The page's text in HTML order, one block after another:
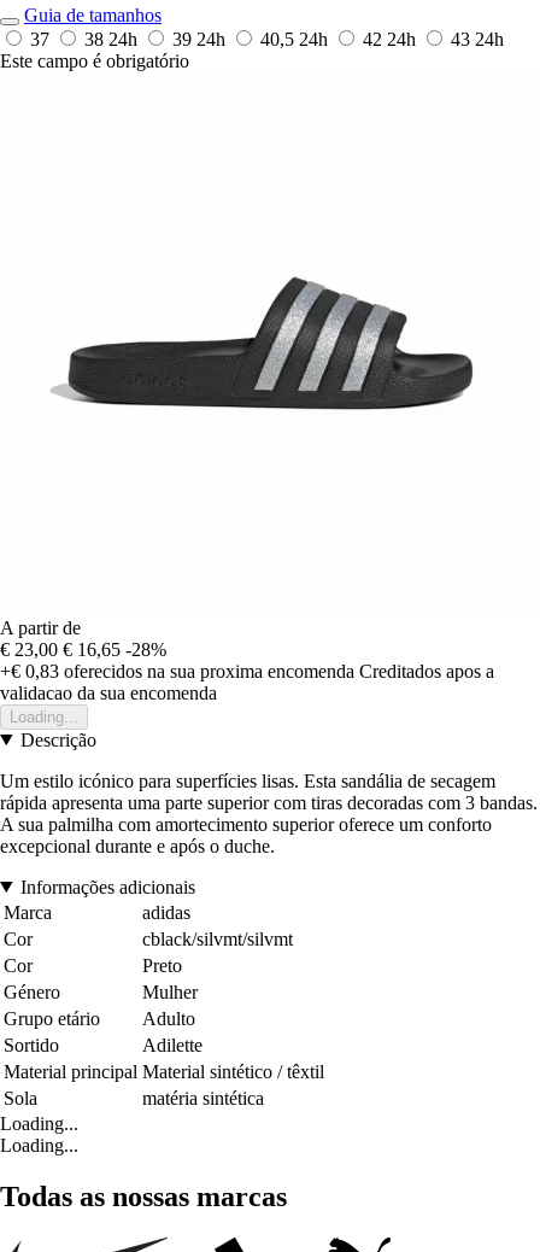
Guia de tamanhos
37
38 24h 39 24h 40,5 24h 42 24h 43 24h
Este campo é obrigatório
A partir de
€ 23,00 € 16,65 -28%
+€ 0,83 oferecidos na sua proxima encomenda Creditados apos a
validacao da sua encomenda
Loading...
Descrição
Um estilo icónico para superfícies lisas. Esta sandália de secagem
rápida apresenta uma parte superior com tiras decoradas com 3 bandas.
A sua palmilha com amortecimento superior oferece um conforto
excepcional durante e após o duche.
Informações adicionais
Marca
adidas
Cor
cblack/silvmt/silvmt
Cor
Preto
Género
Mulher
Grupo etário
Adulto
Sortido
Adilette
Material principal Material sintético / têxtil
Sola
matéria sintética
Loading...
Loading...
Todas as nossas marcas